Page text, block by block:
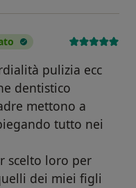
pulizia ecc
dentistico
mettono a
tutto nei
scelto loro per
dei miei figli